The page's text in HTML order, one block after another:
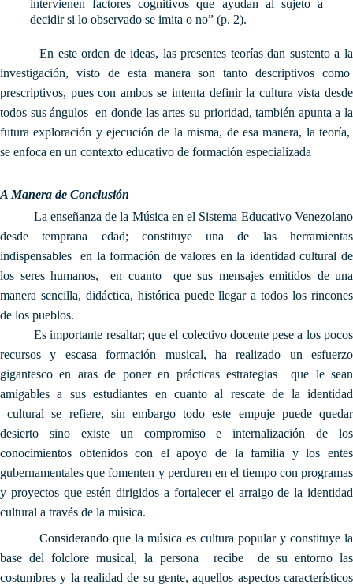
intervienen factores cognitivos que ayudan al sujeto a
decidir si lo observado se imita o no” (p. 2).
En este orden de ideas, las presentes teorías dan sustento a la
investigación, visto de esta manera son tanto descriptivos como
prescriptivos, pues con ambos se intenta definir la cultura vista desde
todos sus ángulos en donde las artes su prioridad, también apunta a la
futura exploración y ejecución de la misma, de esa manera, la teoría,
se enfoca en un contexto educativo de formación especializada
A Manera de Conclusión
La enseñanza de la Música en el Sistema Educativo Venezolano
desde temprana edad; constituye una de las herramientas
indispensables en la formación de valores en la identidad cultural de
los seres humanos, en cuanto que sus mensajes emitidos de una
manera sencilla, didáctica, histórica puede llegar a todos los rincones
de los pueblos.
Es importante resaltar; que el colectivo docente pese a los pocos
recursos y escasa formación musical, ha realizado un esfuerzo
gigantesco en aras de poner en prácticas estrategias que le sean
amigables a sus estudiantes en cuanto al rescate de la identidad
cultural se refiere, sin embargo todo este empuje puede quedar
desierto sino existe un compromiso e internalización de los
conocimientos obtenidos con el apoyo de la familia y los entes
gubernamentales que fomenten y perduren en el tiempo con programas
y proyectos que estén dirigidos a fortalecer el arraigo de la identidad
cultural a través de la música.
Considerando que la música es cultura popular y constituye la
base del folclore musical, la persona recibe de su entorno las
costumbres y la realidad de su gente, aquellos aspectos característicos